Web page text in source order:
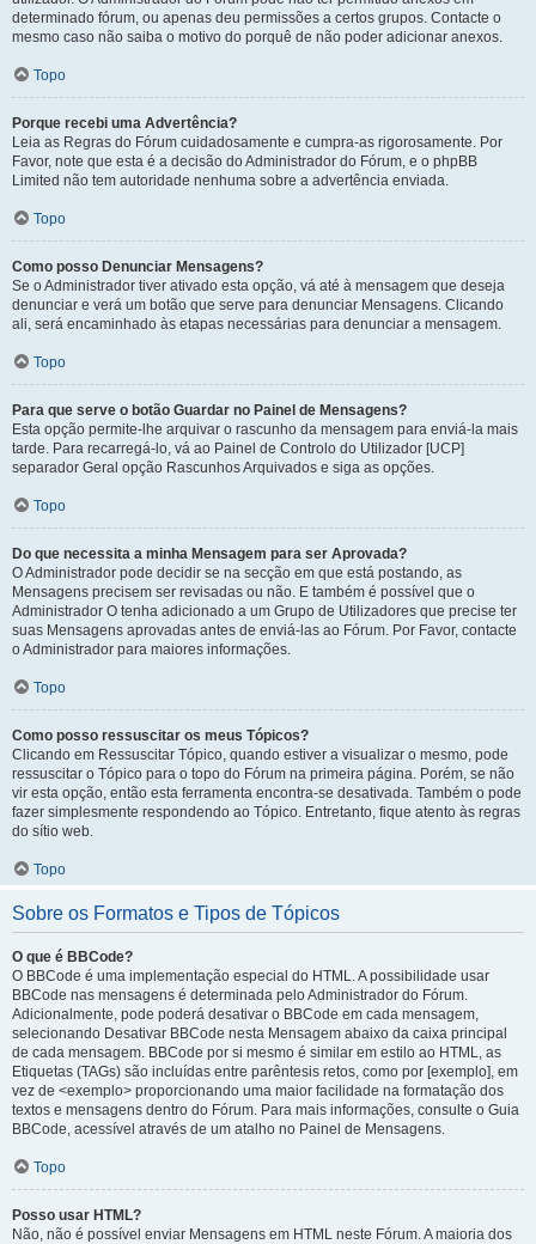
determinado fórum, ou apenas deu permissões a certos grupos. Contacte o
mesmo caso não saiba o motivo do porquê de não poder adicionar anexos.
Topo
Porque recebi uma Advertência?
Leia as Regras do Fórum cuidadosamente e cumpra-as rigorosamente. Por
Favor, note que esta é a decisão do Administrador do Fórum, e o phpBB
Limited não tem autoridade nenhuma sobre a advertência enviada.
Topo
Como posso Denunciar Mensagens?
Se o Administrador tiver ativado esta opção, vá até à mensagem que deseja
denunciar e verá um botão que serve para denunciar Mensagens. Clicando
ali, será encaminhado às etapas necessárias para denunciar a mensagem.
Topo
Para que serve o botão Guardar no Painel de Mensagens?
Esta opção permite-lhe arquivar o rascunho da mensagem para enviá-la mais
tarde. Para recarregá-lo, vá ao Painel de Controlo do Utilizador [UCP]
separador Geral opção Rascunhos Arquivados e siga as opções.
Topo
Do que necessita a minha Mensagem para ser Aprovada?
O Administrador pode decidir se na secção em que está postando, as
Mensagens precisem ser revisadas ou não. E também é possível que o
Administrador O tenha adicionado a um Grupo de Utilizadores que precise ter
suas Mensagens aprovadas antes de enviá-las ao Fórum. Por Favor, contacte
o Administrador para maiores informações.
Topo
Como posso ressuscitar os meus Tópicos?
Clicando em Ressuscitar Tópico, quando estiver a visualizar o mesmo, pode
ressuscitar o Tópico para o topo do Fórum na primeira página. Porém, se não
vir esta opção, então esta ferramenta encontra-se desativada. Também o pode
fazer simplesmente respondendo ao Tópico. Entretanto, fique atento às regras
do sítio web.
Topo
Sobre os Formatos e Tipos de Tópicos
O que é BBCode?
O BBCode é uma implementação especial do HTML. A possibilidade usar
BBCode nas mensagens é determinada pelo Administrador do Fórum.
Adicionalmente, pode poderá desativar o BBCode em cada mensagem,
selecionando Desativar BBCode nesta Mensagem abaixo da caixa principal
de cada mensagem. BBCode por si mesmo é similar em estilo ao HTML, as
Etiquetas (TAGs) são incluídas entre parêntesis retos, como por [exemplo], em
vez de <exemplo> proporcionando uma maior facilidade na formatação dos
textos e mensagens dentro do Fórum. Para mais informações, consulte o Guia
BBCode, acessível através de um atalho no Painel de Mensagens.
Topo
Posso usar HTML?
Não, não é possível enviar Mensagens em HTML neste Fórum. A maioria dos